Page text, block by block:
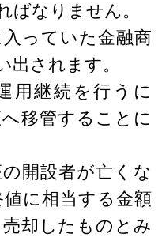
ばなりません。
っていた金融商
出されます。
用継続を行うに
移管することに
開設者が亡くな
に相当する金額
却したものとみ